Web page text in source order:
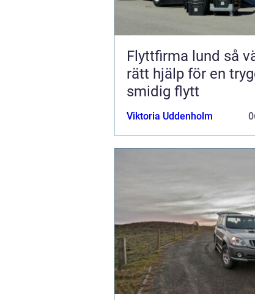
Flyttfirma lund så väljer du
rätt hjälp för en
smidig flytt
Viktoria Uddenholm